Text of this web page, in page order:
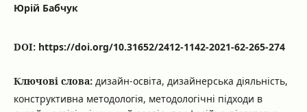
Юрій Бабчук
DOI: https://doi.org/10.31652/2412-1142-2021-62-265-274
Ключові слова: дизайн-освіта, дизайнерська діяльність,
конструктивна методологія, методологічні підходи в